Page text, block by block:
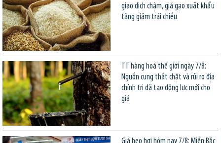
giao dịch chậm, giá gạo xuất khẩu
tăng giảm trái chiều
TT hàng hoá thế giới ngày 7/8:
Nguồn cung thắt chặt và rủi ro địa
chính trị đã tạo động lực mới cho
giá